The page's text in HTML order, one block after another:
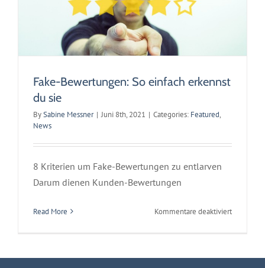
Fake-Bewertungen: So einfach erkennst
du sie
BySabine Messner | Juni 8th, 2021 | Categories: Featured,
News
8 Kriterien um Fake-Bewertungen zu entlarven
Darum dienen Kunden-Bewertungen
Read More Kommentare deaktiviertfür
einfach